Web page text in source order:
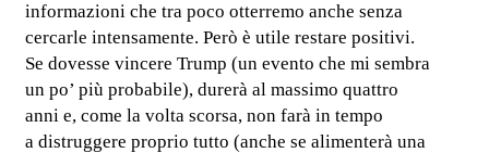
informazioni che tra poco otterremo anche senza
cercarle intensamente. Però è utile restare positivi.
Se dovesse vincere Trump (un evento che mi sembra
un po’ più probabile), durerà al massimo quattro
anni e, come la volta scorsa, non farà in tempo
a distruggere proprio tutto (anche se alimenterà una